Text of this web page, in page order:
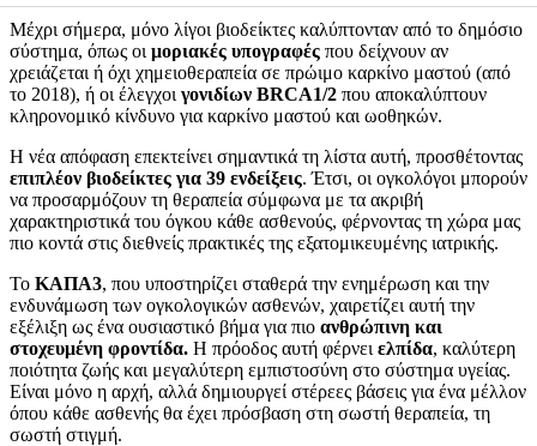
Μέχρι σήμερα, μόνο λίγοι βιοδείκτες καλύπτονταν από το δημόσιο
σύστημα, όπως οι μοριακές υπογραφές που δείχνουν αν
χρειάζεται ή όχι χημειοθεραπεία σε πρώιμο καρκίνο μαστού (από
το 2018), ή οι έλεγχοι γονιδίων BRCA1/2 που αποκαλύπτουν
κληρονομικό κίνδυνο για καρκίνο μαστού και ωοθηκών.
Η νέα απόφαση επεκτείνει σημαντικά τη λίστα αυτή, προσθέτοντας
επιπλέον βιοδείκτες για 39 ενδείξεις. Έτσι, οι ογκολόγοι μπορούν
να προσαρμόζουν τη θεραπεία σύμφωνα με τα ακριβή
χαρακτηριστικά του όγκου κάθε ασθενούς, φέρνοντας τη χώρα μας
πιο κοντά στις διεθνείς πρακτικές της εξατομικευμένης ιατρικής.
Το ΚΑΠΑ3, που υποστηρίζει σταθερά την ενημέρωση και την
ενδυνάμωση των ογκολογικών ασθενών, χαιρετίζει αυτή την
εξέλιξη ως ένα ουσιαστικό βήμα για πιο ανθρώπινη και
στοχευμένη φροντίδα. Η πρόοδος αυτή φέρνει ελπίδα, καλύτερη
ποιότητα ζωής και μεγαλύτερη εμπιστοσύνη στο σύστημα υγείας.
Είναι μόνο η αρχή, αλλά δημιουργεί στέρεες βάσεις για ένα μέλλον
όπου κάθε ασθενής θα έχει πρόσβαση στη σωστή θεραπεία, τη
σωστή στιγμή.